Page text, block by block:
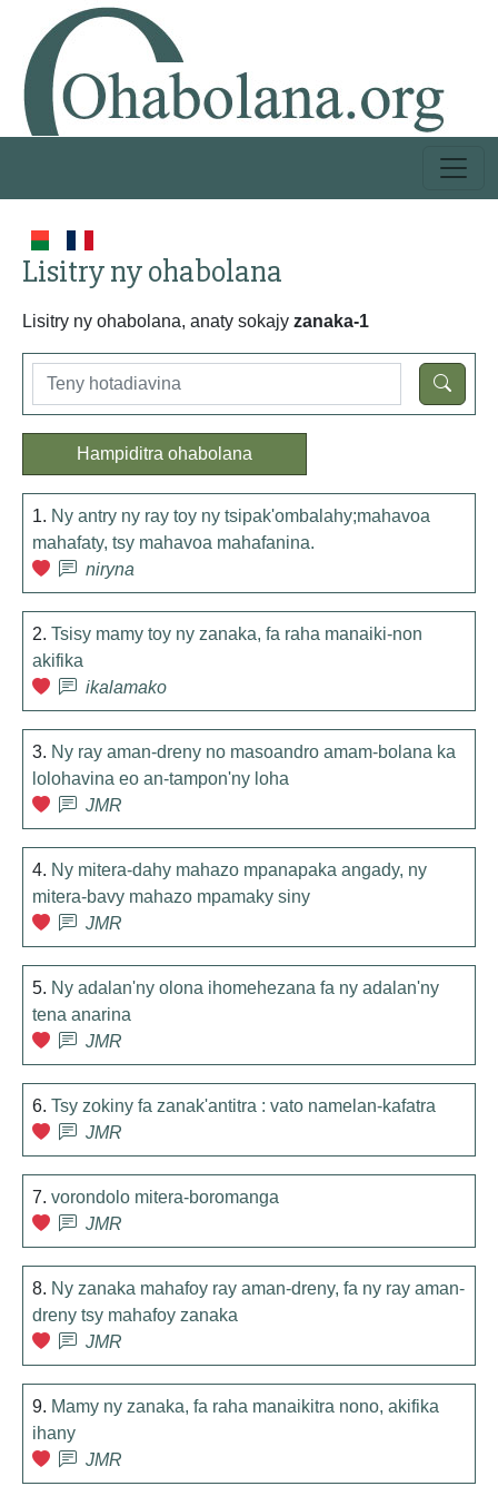
Lisitry ny ohabolana
Lisitry ny ohabolana, anaty sokajy zanaka-1
Hampiditra ohabolana
1. Ny antry ny ray toy ny tsipak'ombalahy;mahavoa
mahafaty, tsy mahavoa mahafanina.
niryna
2. Tsisy mamy toy ny zanaka, fa raha manaiki-non
akifika
ikalamako
3. Ny ray aman-dreny no masoandro amam-bolana ka
lolohavina eo an-tampon'ny loha
JMR
4. Ny mitera-dahy mahazo mpanapaka angady, ny
mitera-bavy mahazo mpamaky siny
JMR
5. Ny adalan'ny olona ihomehezana fa ny adalan'ny
tena anarina
JMR
6. Tsy zokiny fa zanak'antitra : vato namelan-kafatra
JMR
7. vorondolo mitera-boromanga
JMR
8. Ny zanaka mahafoy ray aman-dreny, fa ny ray aman-
dreny tsy mahafoy zanaka
JMR
9. Mamy ny zanaka, fa raha manaikitra nono, akifika
ihany
JMR